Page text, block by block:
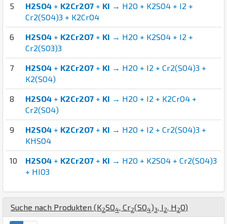
5 H2SO4 + K2Cr2O7 + KI → H2O + K2SO4 + I2 +
Cr2(SO4)3 + K2CrO4
6 H2SO4 + K2Cr2O7 + KI → H2O + K2SO4 + I2 +
Cr2(SO3)3
7 H2SO4 + K2Cr2O7 + KI → H2O + I2 + Cr2(SO4)3 +
K2(SO4)
8 H2SO4 + K2Cr2O7 + KI → H2O + I2 + K2CrO4 +
Cr2(SO4)
9 H2SO4 + K2Cr2O7 + KI → H2O + I2 + Cr2(SO4)3 +
KHSO4
10 H2SO4 + K2Cr2O7 + KI → H2O + K2SO4 + Cr2(SO4)3
+ HIO3
Suche nach Produkten (K2SO4 Cr2(SO4)3 I 2 H 2O)